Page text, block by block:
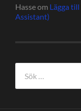
Hasseom Lägga
Assistant)
efter: